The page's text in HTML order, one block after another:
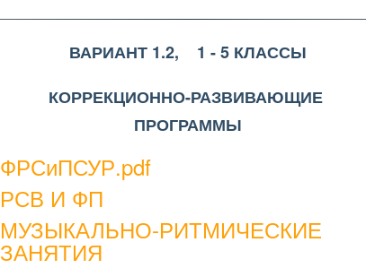
ВАРИАНТ 1.2,    1 - 5 КЛАССЫ
КОРРЕКЦИОННО-РАЗВИВАЮЩИЕ
ПРОГРАММЫ
ФРСиПСУР.pdf
РСВ И ФП
МУЗЫКАЛЬНО-РИТМИЧЕСКИЕ
ЗАНЯТИЯ